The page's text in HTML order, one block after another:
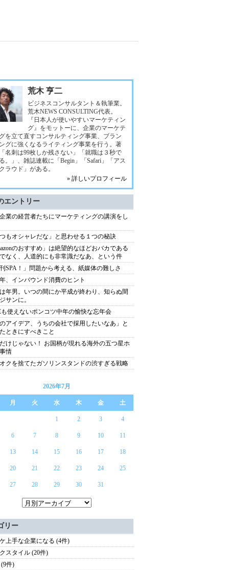
荒木 亨二
ビジネスコンサルタント＆執筆業。
荒木NEWS CONSULTING代表。
『日本人が使いやすいマーケティン
グ』をモットーに、企業のマーケテ
を立て直すコンサルティング事業、ブラン
グに強くなるライティング事業を行う。著
名刺は99枚しか残さない」「就職は３秒で
。」、雑誌連載に「Begin」「Safari」「アス
ラウド」がある。
» 詳しいプロフィール
エントリー
業の経営者たちにマーケティングの講演をし
もオシャレだな」と思わせる１つの秘訣
のおすすめ」は絶望的なほどおバカである
なく、人道的にも非常識だなあ、という件
SPA！」問題から考える、紙媒体の難しさ
、インバウンド消費のヒント
年男。いつの間にか平成が終わり、知らぬ間
サンに。
使えないポンコツ中年の愉快な忘年会
アイデア、うちの会社で採用したいなあ」と
ときにすべきこと
けじゃない！ お国柄が現れる海外の五つ星ホ
情
クを捨てたガソリンスタンドの渋すぎる戦略
2026年7月
月 火 水 木 金 土
1 2 3 4
6 7 8 9 10 11
13 14 15 16 17 18
20 21 22 23 24 25
27 28 29 30 31
リー
上手な企業になる (4件)
スタイル (20件)
件)